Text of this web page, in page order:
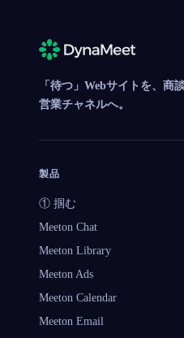
「待つ」Webサイトを、商
営業チャネルへ。
製品
① 掴む
Meeton Chat
Meeton Library
Meeton Ads
Meeton Calendar
Meeton Email